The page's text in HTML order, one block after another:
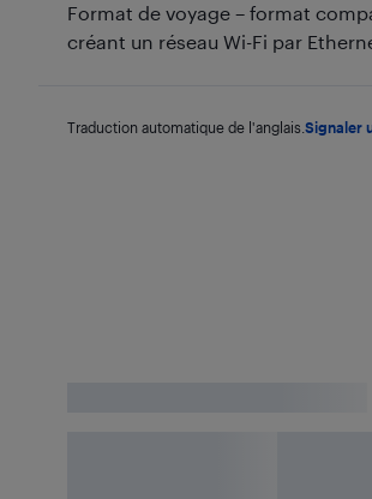
Format de voyage – format
créant un réseau Wi-Fi par
Traduction automatique de l'anglais. Signaler